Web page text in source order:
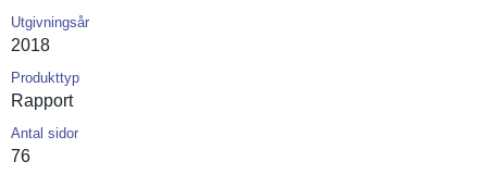
Utgivningsår
2018
Produkttyp
Rapport
Antal sidor
76